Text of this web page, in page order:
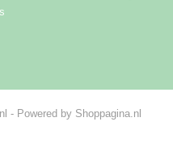
- Powered by Shoppagina.nl